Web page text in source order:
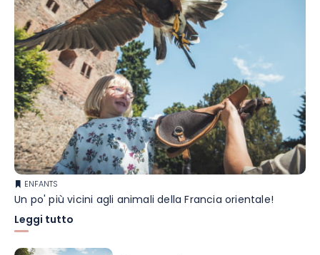
ENFANTS
Un po' più vicini agli animali della Francia orientale!
Leggi tutto